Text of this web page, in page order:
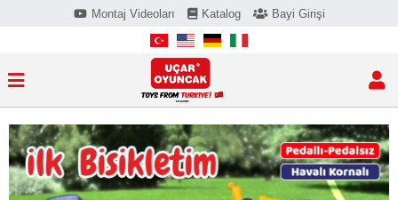
Montaj Videoları Katalog Bayi Girişi